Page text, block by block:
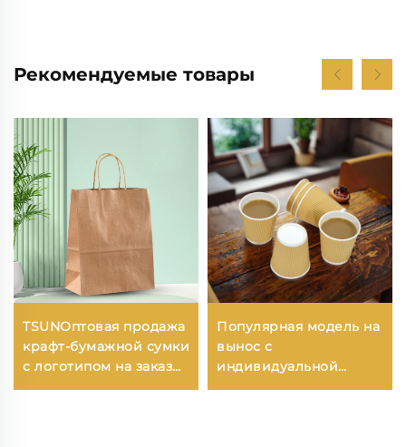
Рекомендуемые товары
TSUNОптовая продажа
крафт-бумажной сумки
с логотипом на заказ
для упаковки
Популярная модель на
вынос с
индивидуальной
офсетной печатью